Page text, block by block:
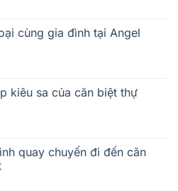
cùng gia đình tại Angel
kiêu sa của căn biệt thự
quay chuyến đi đến căn